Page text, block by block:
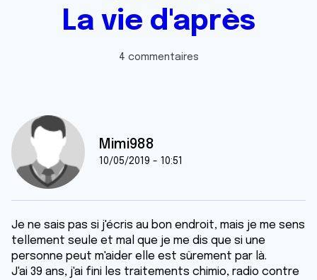
La vie d'après
4 commentaires
Mimi988
10/05/2019 - 10:51
Je ne sais pas si j'écris au bon endroit, mais je me sens
tellement seule et mal que je me dis que si une
personne peut m'aider elle est sûrement par là.
J'ai 39 ans, j'ai fini les traitements chimio, radio contre